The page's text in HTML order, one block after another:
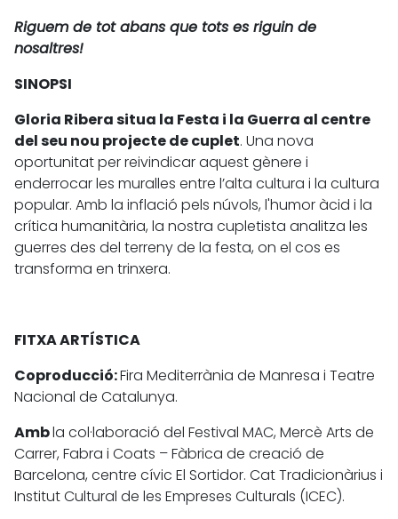
Riguem de tot abans que tots es riguin de
nosaltres!
SINOPSI
Gloria Ribera situa la Festa i la Guerra al centre
del seu nou projecte de cuplet. Una nova
oportunitat per reivindicar aquest gènere i
enderrocar les muralles entre l’alta cultura i la cultura
popular. Amb la inflació pels núvols, l'humor àcid i la
crítica humanitària, la nostra cupletista analitza les
guerres des del terreny de la festa, on el cos es
transforma en trinxera.
FITXA ARTÍSTICA
Coproducció:Fira Mediterrània de Manresa i Teatre
Nacional de Catalunya.
Ambla col·laboració del Festival MAC, Mercè Arts de
Carrer, Fabra i Coats – Fàbrica de creació de
Barcelona, centre cívic El Sortidor. Cat Tradicionàrius i
Institut Cultural de les Empreses Culturals (ICEC).